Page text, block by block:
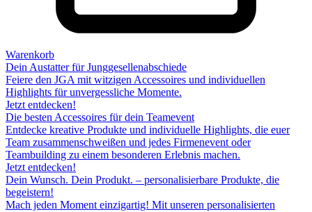
Warenkorb
Dein Austatter für Junggesellenabschiede
Feiere den JGA mit witzigen Accessoires und individuellen
Highlights für unvergessliche Momente.
Jetzt entdecken!
Die besten Accessoires für dein Teamevent
Entdecke kreative Produkte und individuelle Highlights, die euer
Team zusammenschweißen und jedes Firmenevent oder
Teambuilding zu einem besonderen Erlebnis machen.
Jetzt entdecken!
Dein Wunsch. Dein Produkt. – personalisierbare Produkte, die
begeistern!
Mach jeden Moment einzigartig! Mit unseren personalisierten